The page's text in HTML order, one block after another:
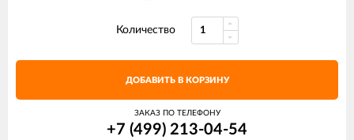
Количество
ДОБАВИТЬ В КОРЗИНУ
ЗАКАЗ ПО ТЕЛЕФОНУ
+7 (499) 213-04-54​